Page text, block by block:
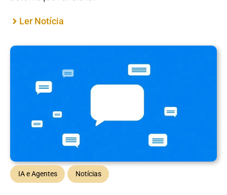
Ler Notícia
IA e Agentes Notícias